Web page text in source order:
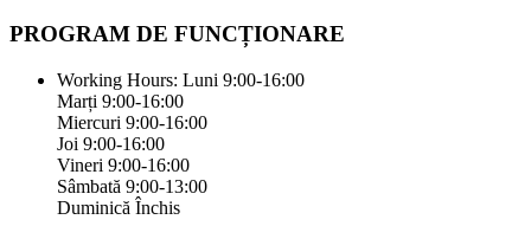
PROGRAM DE FUNCȚIONARE
Working Hours: Luni 9:00-16:00
Marți 9:00-16:00
Miercuri 9:00-16:00
Joi 9:00-16:00
Vineri 9:00-16:00
Sâmbată 9:00-13:00
Duminică Închis